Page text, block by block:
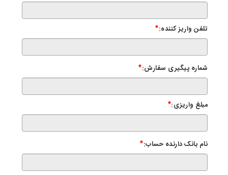
تلفن واریز کننده:*
شماره پیگیری سفارش:*
مبلغ واریزی:*
نام بانک دارنده حساب:*